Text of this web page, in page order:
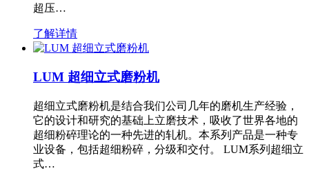
超压…
了解详情
LUM 超细立式磨粉机
超细立式磨粉机是结合我们公司几年的磨机生产经验，
它的设计和研究的基础上立磨技术，吸收了世界各地的
超细粉碎理论的一种先进的轧机。本系列产品是一种专
业设备，包括超细粉碎，分级和交付。 LUM系列超细立
式…